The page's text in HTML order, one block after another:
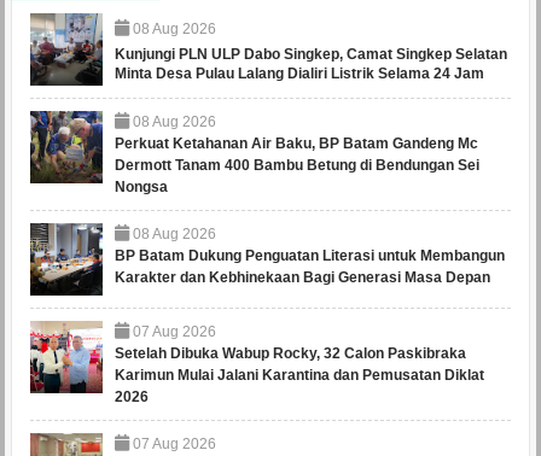
08 Aug 2026
Kunjungi PLN ULP Dabo Singkep, Camat Singkep Selatan
Minta Desa Pulau Lalang Dialiri Listrik Selama 24 Jam
08 Aug 2026
Perkuat Ketahanan Air Baku, BP Batam Gandeng Mc
Dermott Tanam 400 Bambu Betung di Bendungan Sei
Nongsa
08 Aug 2026
BP Batam Dukung Penguatan Literasi untuk Membangun
Karakter dan Kebhinekaan Bagi Generasi Masa Depan
07 Aug 2026
Setelah Dibuka Wabup Rocky, 32 Calon Paskibraka
Karimun Mulai Jalani Karantina dan Pemusatan Diklat
2026
07 Aug 2026